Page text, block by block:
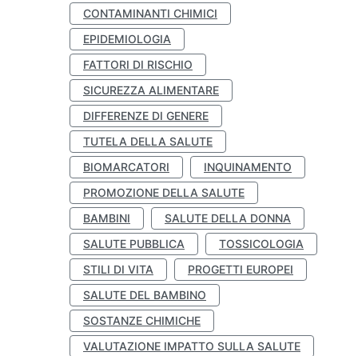
CONTAMINANTI CHIMICI
EPIDEMIOLOGIA
FATTORI DI RISCHIO
SICUREZZA ALIMENTARE
DIFFERENZE DI GENERE
TUTELA DELLA SALUTE
BIOMARCATORI
INQUINAMENTO
PROMOZIONE DELLA SALUTE
BAMBINI
SALUTE DELLA DONNA
SALUTE PUBBLICA
TOSSICOLOGIA
STILI DI VITA
PROGETTI EUROPEI
SALUTE DEL BAMBINO
SOSTANZE CHIMICHE
VALUTAZIONE IMPATTO SULLA SALUTE